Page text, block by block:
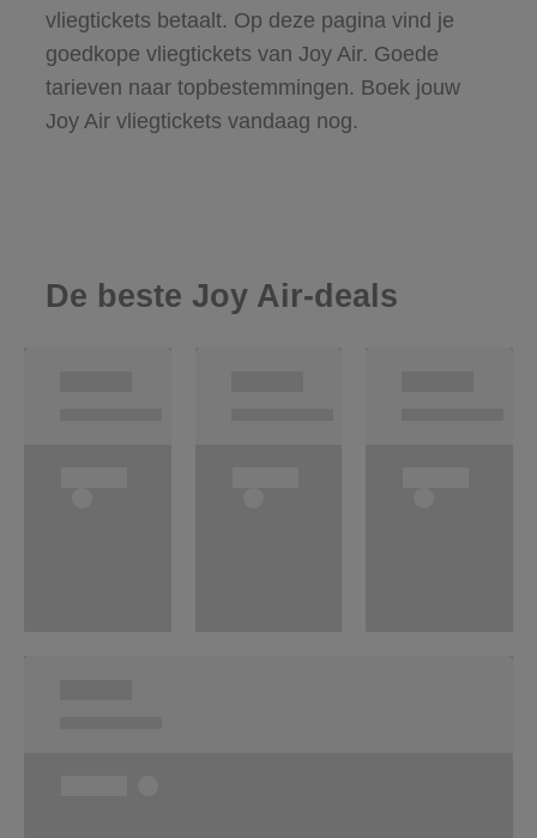
vliegtickets betaalt. Op deze pagina vind je
goedkope vliegtickets van Joy Air. Goede
tarieven naar topbestemmingen. Boek jouw
Joy Air vliegtickets vandaag nog.
De beste Joy Air-deals